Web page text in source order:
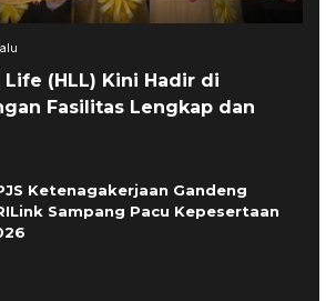
(HLL) Kini Hadir di
Fasilitas Lengkap dan
Ketenagakerjaan Gandeng
Sampang Pacu Kepesertaan